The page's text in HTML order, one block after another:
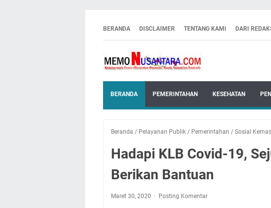
BERANDA DISCLAIMER TENTANG KAMI DARI
BERANDA PEMERINTAHAN KESEHATAN
Beranda / Pelayanan Publik / Pemerintahan / Sosial
Hadapi KLB Covid-19,
Berikan Bantuan
Maret 30, 2020 Posting Komentar